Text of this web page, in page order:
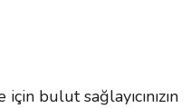
bulut sağlayıcınızın